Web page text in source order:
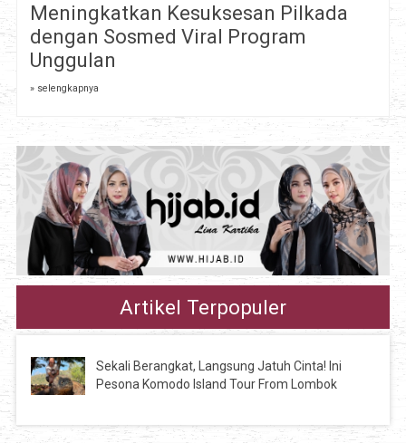
Meningkatkan Kesuksesan Pilkada
dengan Sosmed Viral Program
Unggulan
» selengkapnya
Artikel Terpopuler
Sekali Berangkat, Langsung Jatuh Cinta! Ini
Pesona Komodo Island Tour From Lombok